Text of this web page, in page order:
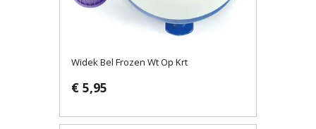
Widek Bel Frozen Wt Op Krt
€ 5,95